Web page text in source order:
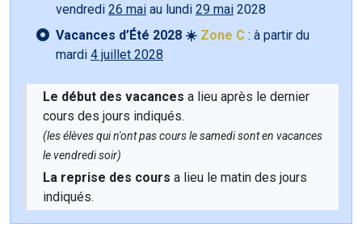
vendredi 26 mai au lundi 29 mai 2028
Vacances d’Été 2028 ☀️ Zone C : à partir du
mardi 4 juillet 2028
Le début des vacances a lieu après le dernier
cours des jours indiqués.
(les élèves qui n'ont pas cours le samedi sont en vacances
le vendredi soir)
La reprise des cours a lieu le matin des jours
indiqués.